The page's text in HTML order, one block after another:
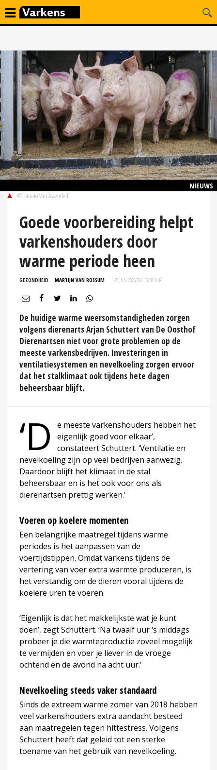
NIEUWS
© Studio Van Assendelft
Goede voorbereiding helpt
varkenshouders door
warme periode heen
GEZONDHEID MARTIJN VAN ROSSUM 25 JUN 2026 OM 16:30UUR
De huidige warme weersomstandigheden zorgen
volgens dierenarts Arjan Schuttert van De Oosthof
Dierenartsen niet voor grote problemen op de
meeste varkensbedrijven. Investeringen in
ventilatiesystemen en nevelkoeling zorgen ervoor
dat het stalklimaat ook tijdens hete dagen
beheersbaar blijft.
‘D
e meeste varkenshouders hebben het
eigenlijk goed voor elkaar’,
constateert Schuttert. ‘Ventilatie en
nevelkoeling zijn op veel bedrijven aanwezig.
Daardoor blijft het klimaat in de stal
beheersbaar en is het ook voor ons als
dierenartsen prettig werken.’
Voeren op koelere momenten
Een belangrijke maatregel tijdens warme
periodes is het aanpassen van de
voertijdstippen. Omdat varkens tijdens de
vertering van voer extra warmte produceren, is
het verstandig om de dieren vooral tijdens de
koelere uren te voeren.
‘Eigenlijk is dat het makkelijkste wat je kunt
doen’, zegt Schuttert. ‘Na twaalf uur ‘s middags
probeer je die warmteproductie zoveel mogelijk
te vermijden en voer je liever in de vroege
ochtend en de avond na acht uur.’
Nevelkoeling steeds vaker standaard
Sinds de extreem warme zomer van 2018 hebben
veel varkenshouders extra aandacht besteed
aan maatregelen tegen hittestress. Volgens
Schuttert heeft dat geleid tot een sterke
toename van het gebruik van nevelkoeling.